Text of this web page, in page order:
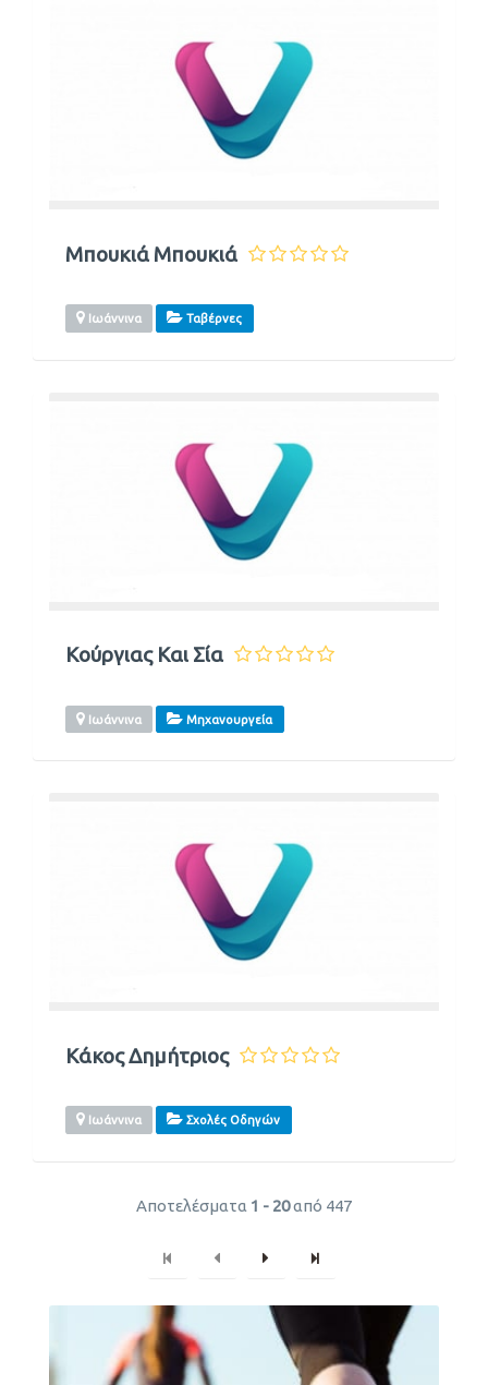
Μπουκιά Μπουκιά
Ιωάννινα Ταβέρνες
Κούργιας Και Σία
Ιωάννινα Μηχανουργεία
Κάκος Δημήτριος
Ιωάννινα Σχολές Οδηγών
Αποτελέσματα 1 - 20από 447